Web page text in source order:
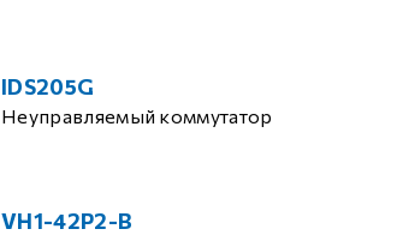
IDS205G
Неуправляемый коммутатор
VH1-42P2-B